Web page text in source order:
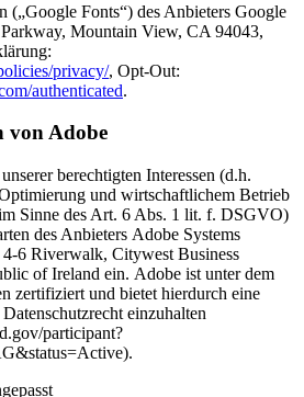
(„Google Fonts“) des Anbieters Google
Mountain View, CA 94043,
privacy/, Opt-Out:
authenticated.
von Adobe
berechtigten Interessen (d.h.
und wirtschaftlichem Betrieb
Sinne des Art. 6 Abs. 1 lit. f. DSGVO)
des Anbieters Adobe Systems
6 Riverwalk, Citywest Business
of Ireland ein. Adobe ist unter dem
zertifiziert und bietet hierdurch eine
einzuhalten
participant?